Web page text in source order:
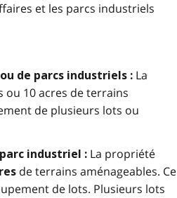
et les parcs industriels
de parcs industriels : La
ou 10 acres de terrains
de plusieurs lots ou
industriel : La propriété
de terrains aménageables. Ce
de lots. Plusieurs lots